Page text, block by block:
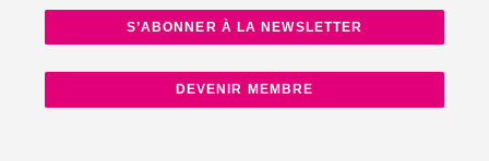
S’ABONNER À LA NEWSLETTER
DEVENIR MEMBRE